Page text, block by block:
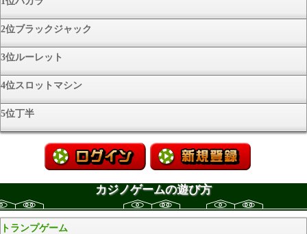
2位ブラックジャック
3位ルーレット
4位スロットマシン
5位丁半
カジノゲームの遊び方
トランプゲーム